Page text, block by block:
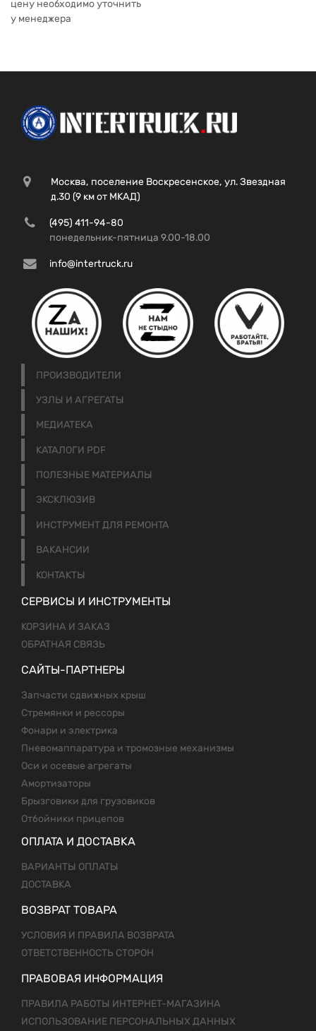
цену необходимо уточнить
у менеджера
Москва, поселение Воскресенское, ул. Звездная
д.30 (9 км от МКАД)
(495) 411-94-80
понедельник-пятница 9.00-18.00
info@intertruck.ru
ПРОИЗВОДИТЕЛИ
УЗЛЫ И АГРЕГАТЫ
МЕДИАТЕКА
КАТАЛОГИ PDF
ПОЛЕЗНЫЕ МАТЕРИАЛЫ
ЭКСКЛЮЗИВ
ИНСТРУМЕНТ ДЛЯ РЕМОНТА
ВАКАНСИИ
КОНТАКТЫ
СЕРВИСЫ И ИНСТРУМЕНТЫ
КОРЗИНА И ЗАКАЗ
ОБРАТНАЯ СВЯЗЬ
САЙТЫ-ПАРТНЕРЫ
Запчасти сдвижных крыш
Стремянки и рессоры
Фонари и электрика
Пневомаппаратура и тромозные механизмы
Оси и осевые агрегаты
Амортизаторы
Брызговики для грузовиков
Отбойники прицепов
ОПЛАТА И ДОСТАВКА
ВАРИАНТЫ ОПЛАТЫ
ДОСТАВКА
ВОЗВРАТ ТОВАРА
УСЛОВИЯ И ПРАВИЛА ВОЗВРАТА
ОТВЕТСТВЕННОСТЬ СТОРОН
ПРАВОВАЯ ИНФОРМАЦИЯ
ПРАВИЛА РАБОТЫ ИНТЕРНЕТ-МАГАЗИНА
ИСПОЛЬЗОВАНИЕ ПЕРСОНАЛЬНЫХ ДАННЫХ